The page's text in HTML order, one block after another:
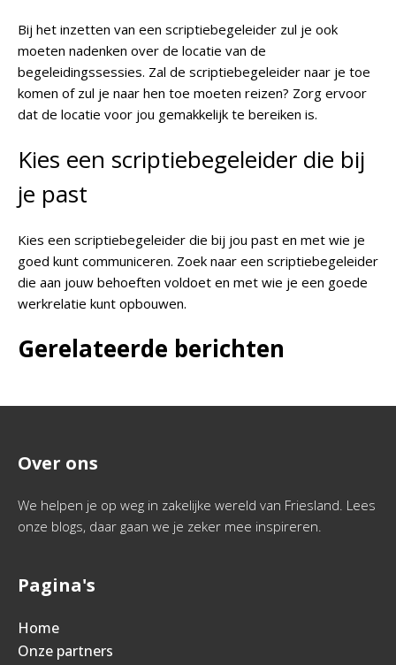
Bij het inzetten van een scriptiebegeleider zul je ook
moeten nadenken over de locatie van de
begeleidingssessies. Zal de scriptiebegeleider naar je toe
komen of zul je naar hen toe moeten reizen? Zorg ervoor
dat de locatie voor jou gemakkelijk te bereiken is.
Kies een scriptiebegeleider die bij
je past
Kies een scriptiebegeleider die bij jou past en met wie je
goed kunt communiceren. Zoek naar een scriptiebegeleider
die aan jouw behoeften voldoet en met wie je een goede
werkrelatie kunt opbouwen.
Gerelateerde berichten
Over ons
We helpen je op weg in zakelijke wereld van Friesland. Lees
onze blogs, daar gaan we je zeker mee inspireren.
Pagina's
Home
Onze partners